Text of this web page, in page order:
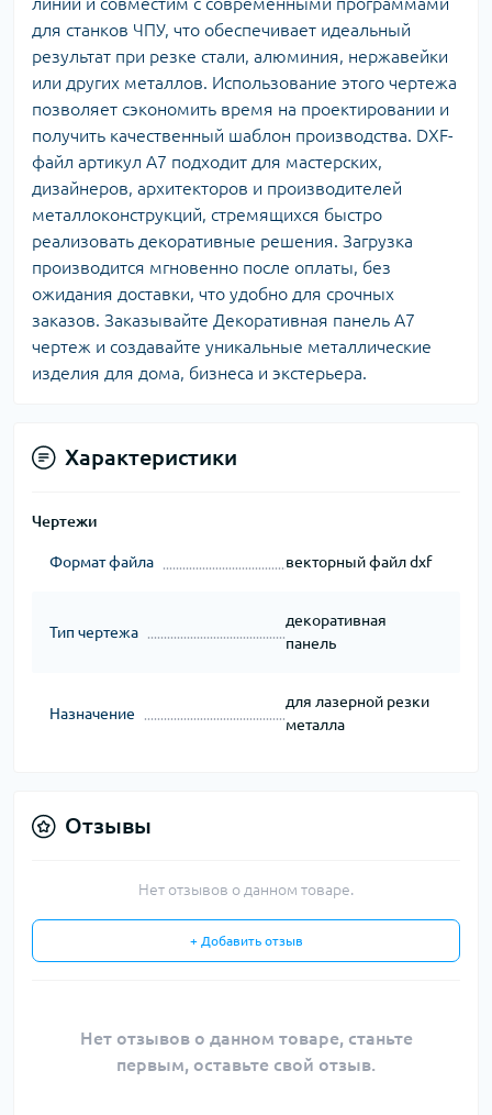
для станков ЧПУ, что обеспечивает идеальный
результат при резке стали, алюминия, нержавейки
или других металлов. Использование этого чертежа
позволяет сэкономить время на проектировании и
получить качественный шаблон производства. DXF-
файл артикул A7 подходит для мастерских,
дизайнеров, архитекторов и производителей
металлоконструкций, стремящихся быстро
реализовать декоративные решения. Загрузка
производится мгновенно после оплаты, без
ожидания доставки, что удобно для срочных
заказов. Заказывайте Декоративная панель A7
чертеж и создавайте уникальные металлические
изделия для дома, бизнеса и экстерьера.
Характеристики
Чертежи
Формат файла векторный файл dxf
Тип чертежа
декоративная
панель
Назначение
для лазерной резки
металла
Отзывы
Нет отзывов о данном товаре.
+ Добавить отзыв
Нет отзывов о данном товаре, станьте
первым, оставьте свой отзыв.